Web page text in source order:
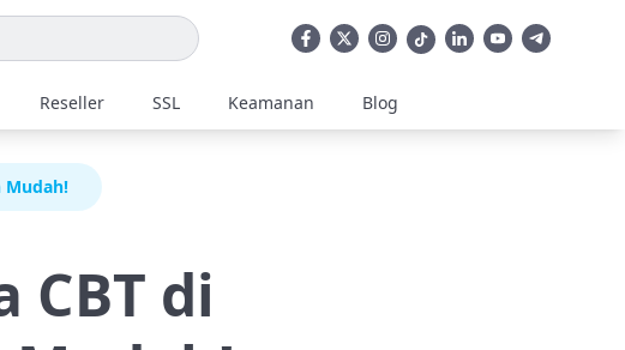
Reseller SSL Keamanan Blog
Mudah!
CBT di